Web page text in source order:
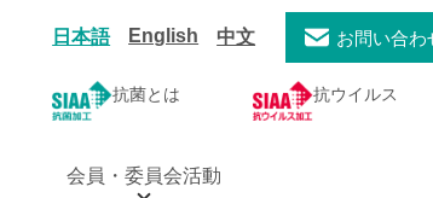
日本語 English 中文 お問い合わ
抗菌とは 抗ウイルス
会員・委員会活動